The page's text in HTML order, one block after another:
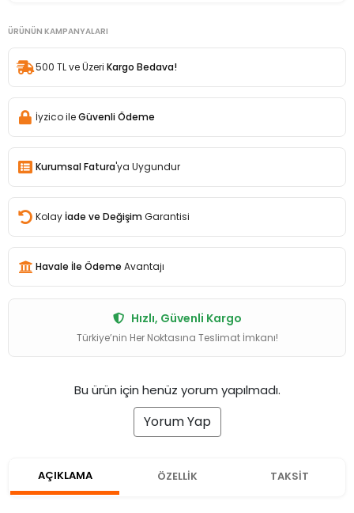
ÜRÜNÜN KAMPANYALARI
500 TL ve Üzeri Kargo Bedava!
İyzico ileGüvenli Ödeme
Kurumsal Fatura'ya Uygundur
Kolay İade ve Değişim Garantisi
Havale İle Ödeme Avantajı
Hızlı, Güvenli Kargo
Türkiye’nin Her Noktasına Teslimat İmkanı!
Bu ürün için henüz yorum yapılmadı.
Yorum Yap
AÇIKLAMA ÖZELLİK TAKSİT